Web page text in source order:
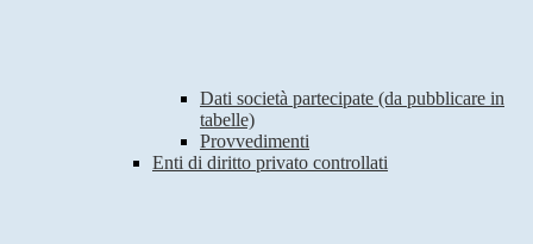
Dati società partecipate (da pubblicare in
tabelle)
Provvedimenti
Enti di diritto privato controllati